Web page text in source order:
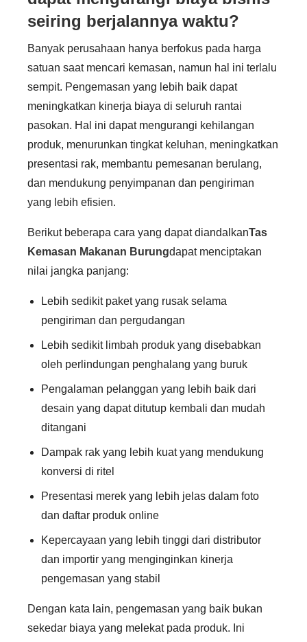
seiring berjalannya waktu?
Banyak perusahaan hanya berfokus pada harga
satuan saat mencari kemasan, namun hal ini terlalu
sempit. Pengemasan yang lebih baik dapat
meningkatkan kinerja biaya di seluruh rantai
pasokan. Hal ini dapat mengurangi kehilangan
produk, menurunkan tingkat keluhan, meningkatkan
presentasi rak, membantu pemesanan berulang,
dan mendukung penyimpanan dan pengiriman
yang lebih efisien.
Berikut beberapa cara yang dapat diandalkanTas
Kemasan Makanan Burungdapat menciptakan
nilai jangka panjang:
Lebih sedikit paket yang rusak selama
pengiriman dan pergudangan
Lebih sedikit limbah produk yang disebabkan
oleh perlindungan penghalang yang buruk
Pengalaman pelanggan yang lebih baik dari
desain yang dapat ditutup kembali dan mudah
ditangani
Dampak rak yang lebih kuat yang mendukung
konversi di ritel
Presentasi merek yang lebih jelas dalam foto
dan daftar produk online
Kepercayaan yang lebih tinggi dari distributor
dan importir yang menginginkan kinerja
pengemasan yang stabil
Dengan kata lain, pengemasan yang baik bukan
sekedar biaya yang melekat pada produk. Ini